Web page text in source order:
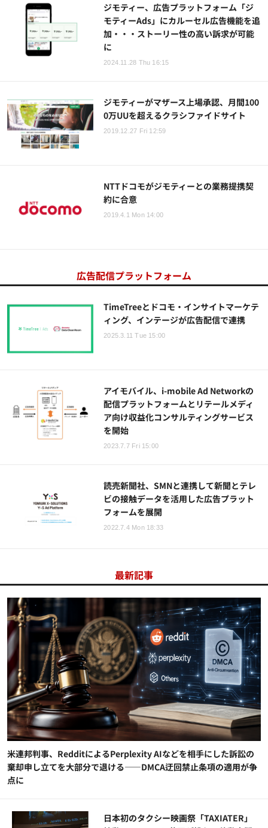
ジモティー、広告プラットフォーム「ジ
モティーAds」にカルーセル広告機能を追
加・・・ストーリー性の高い訴求が可能
に
2024.11.28 Thu 16:15
ジモティーがマザース上場承認、月間100
0万UUを超えるクラシファイドサイト
2019.12.27 Fri 12:59
NTTドコモがジモティーとの業務提携契
約に合意
2019.4.1 Mon 14:00
広告配信プラットフォーム
TimeTreeとドコモ・インサイトマーケテ
ィング、インテージが広告配信で連携
2025.3.11 Tue 15:00
アイモバイル、i-mobile Ad Networkの
配信プラットフォームとリテールメディ
ア向け収益化コンサルティングサービス
を開始
2023.7.7 Fri 15:00
読売新聞社、SMNと連携して新聞とテレ
ビの接触データを活用した広告プラット
フォームを展開
2022.7.4 Mon 18:33
最新記事
米連邦判事、RedditによるPerplexity AIなどを相手にした訴訟の
棄却申し立てを大部分で退ける——DMCA迂回禁止条項の適用が争
点に
日本初のタクシー映画祭「TAXIATER」